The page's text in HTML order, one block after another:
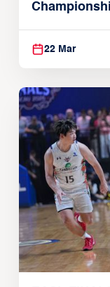
Alvark Tokyo
22 Mar